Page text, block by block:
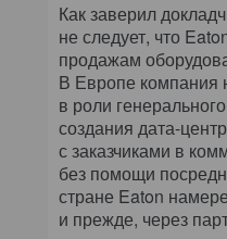
Как заверил
не следует, что
продажам
В Европе компания
в роли
создания дата-
с заказчиками в
без помощи
стране Eaton
и прежде, через